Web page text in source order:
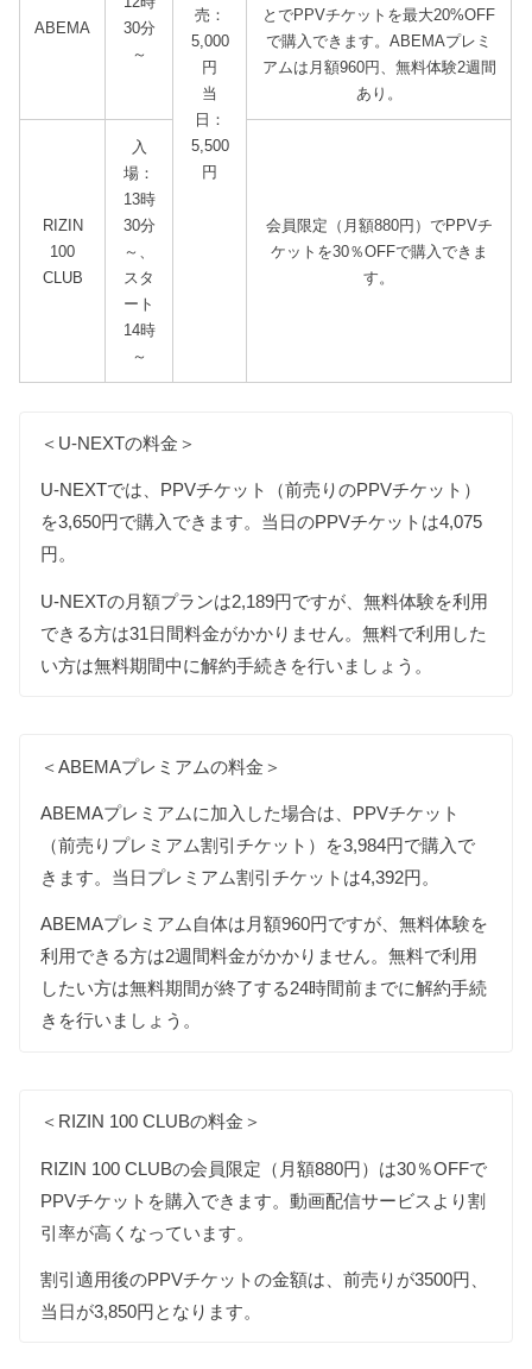
売：
5,000
円
当
日：
5,500
円
ABEMA
30分
～
とでPPVチケットを最大20%OFF
で購入できます。ABEMAプレミ
アムは月額960円、無料体験2週間
あり。
RIZIN
100
CLUB
入
場：
13時
30分
～、
スタ
ート
14時
～
会員限定（月額880円）でPPVチ
ケットを30％OFFで購入できま
す。
＜U-NEXTの料金＞
U-NEXTでは、PPVチケット（前売りのPPVチケット）
を3,650円で購入できます。当日のPPVチケットは4,075
円。
U-NEXTの月額プランは2,189円ですが、無料体験を利用
できる方は31日間料金がかかりません。無料で利用した
い方は無料期間中に解約手続きを行いましょう。
＜ABEMAプレミアムの料金＞
ABEMAプレミアムに加入した場合は、PPVチケット
（前売りプレミアム割引チケット）を3,984円で購入で
きます。当日プレミアム割引チケットは4,392円。
ABEMAプレミアム自体は月額960円ですが、無料体験を
利用できる方は2週間料金がかかりません。無料で利用
したい方は無料期間が終了する24時間前までに解約手続
きを行いましょう。
＜RIZIN 100 CLUBの料金＞
RIZIN 100 CLUBの会員限定（月額880円）は30％OFFで
PPVチケットを購入できます。動画配信サービスより割
引率が高くなっています。
割引適用後のPPVチケットの金額は、前売りが3500円、
当日が3,850円となります。